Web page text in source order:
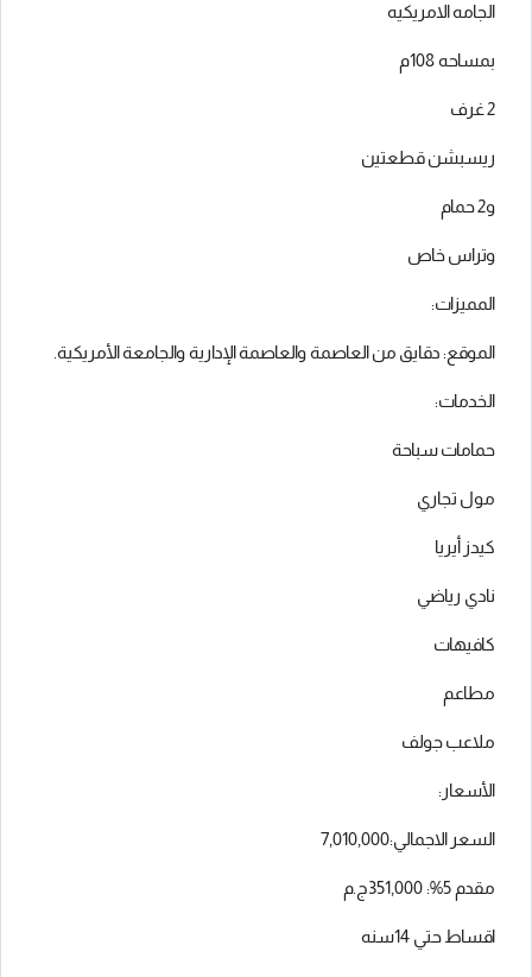
الجامه الامريكيه
بمساحه 108م
2 غرف
ريسبشن قطعتين
و2 حمام
وتراس خاص
المميزات:
الموقع: دقايق من العاصمة والعاصمة الإدارية والجامعة الأمريكية.
الخدمات:
حمامات سباحة
مول تجاري
كيدز أيريا
نادي رياضي
كافيهات
مطاعم
ملاعب جولف
الأسعار:
السعر الاجمالي:7,010,000
مقدم 5%: 351,000ج.م
اقساط حتي 14سنه